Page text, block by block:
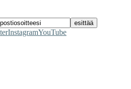
InstagramYouTube